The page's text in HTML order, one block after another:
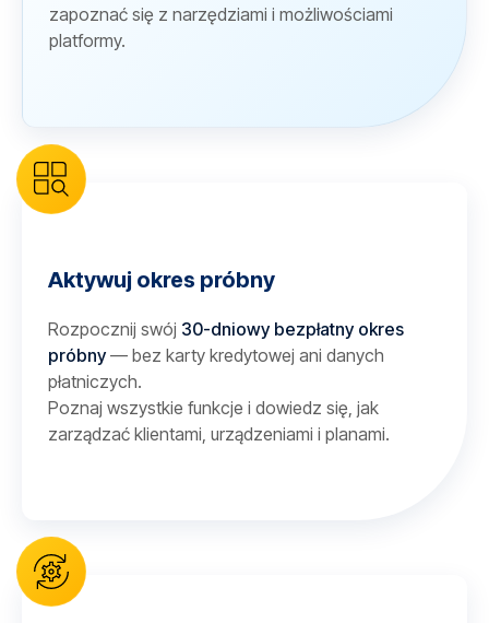
zapoznać się z narzędziami i możliwościami
platformy.
Aktywuj okres próbny
Rozpocznij swój 30-dniowy bezpłatny okres
próbny— bez karty kredytowej ani danych
płatniczych.
Poznaj wszystkie funkcje i dowiedz się, jak
zarządzać klientami, urządzeniami i planami.